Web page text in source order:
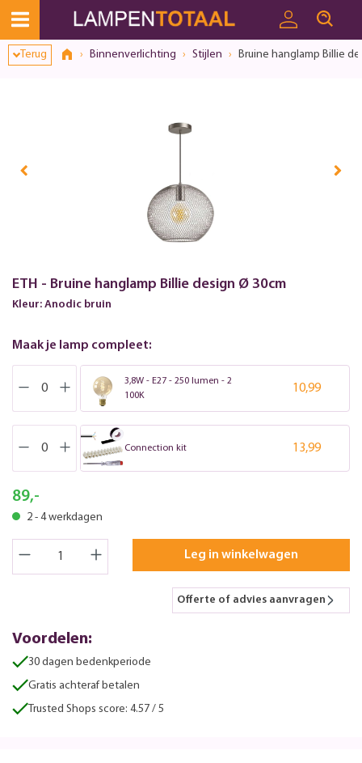
Terug Binnenverlichting Stijlen Bruine hanglamp Billie
ETH - Bruine hanglamp Billie design Ø 30cm
Kleur: Anodic bruin
Maak je lamp compleet:
3,8W - E27 - 250 lumen - 2
100K
10,99
Connection kit 13,99
89,-
2 - 4 werkdagen
Leg in winkelwagen
Offerte of advies aanvragen
Voordelen:
30 dagen bedenkperiode
Gratis achteraf betalen
Trusted Shops score: 4.57 / 5